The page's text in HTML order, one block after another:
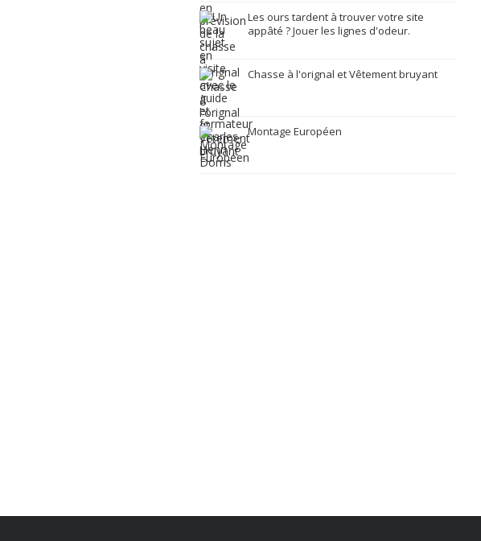
Les ours tardent à trouver votre site
appâté ? Jouer les lignes d'odeur.
Chasse à l'orignal et Vêtement bruyant
Montage Européen